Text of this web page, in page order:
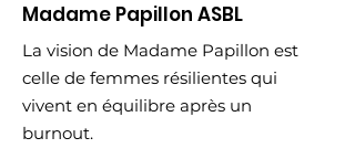
Madame Papillon ASBL
La vision de Madame Papillon est
celle de femmes résilientes qui
vivent en équilibre après un
burnout.